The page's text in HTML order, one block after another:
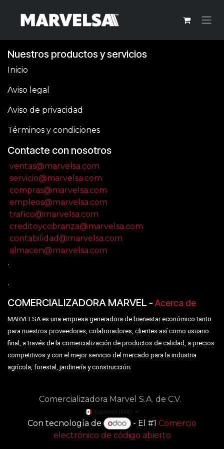
Nuestros productos y servicios
Inicio
Aviso legal
Aviso de privacidad
Términos y condiciones
Contacte con nosotros
ventas@marvelsa.com
servicio@marvelsa.com
compras@marvelsa.com
empleos@marvelsa.com
trafico@marvelsa.com
creditoycobranza@marvelsa.com
contabilidad@marvelsa.com
almacen@marvelsa.com
.
.
COMERCIALIZADORA MARVEL - Acerca de
MARVELSA es una empresa generadora de bienestar económico tanto
para nuestros proveedores, colaboradores, clientes así como usuario
final, a través de la comercialización de productos de calidad, a precios
competitivos y con el mejor servicio del mercado para la industria
agrícola, forestal, jardinería y construcción.
Comercializadora Marvel S.A. de C.V.
Español (MX)
Con tecnología de - El #1 Comercio
electrónico de código abierto